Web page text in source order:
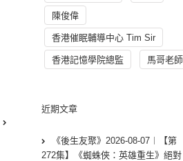
陳俊偉
香港催眠輔導中心 Tim Sir
香港記憶學院總監 馬哥老師
近期文章
《後生友聚》2026-08-07︱【第
272集】《蜘蛛俠：英雄重生》絕對